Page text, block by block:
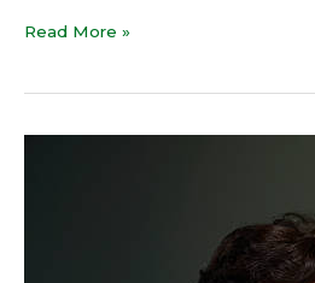
Read More »